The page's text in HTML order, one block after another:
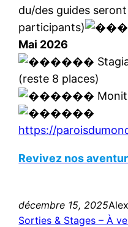
du/des guides
participants)
Mai 2026
(reste 8 places)
https://
Revivez nos
décembre 15, 2025
Sorties & Stages – À